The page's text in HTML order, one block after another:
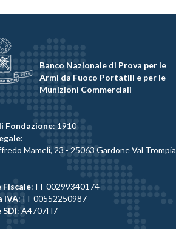
Banco Nazionale di Prova per le
Armi da Fuoco Portatili e per le
Munizioni Commerciali
Fondazione: 1910
:
Mameli, 23 - 25063 Gardone Val Trompia
Fiscale: IT 00299340174
IVA: IT 00552250987
SDI: A4707H7